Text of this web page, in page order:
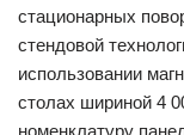
стационарных
стендовой
использовании
столах шириной 4
номенклатуру